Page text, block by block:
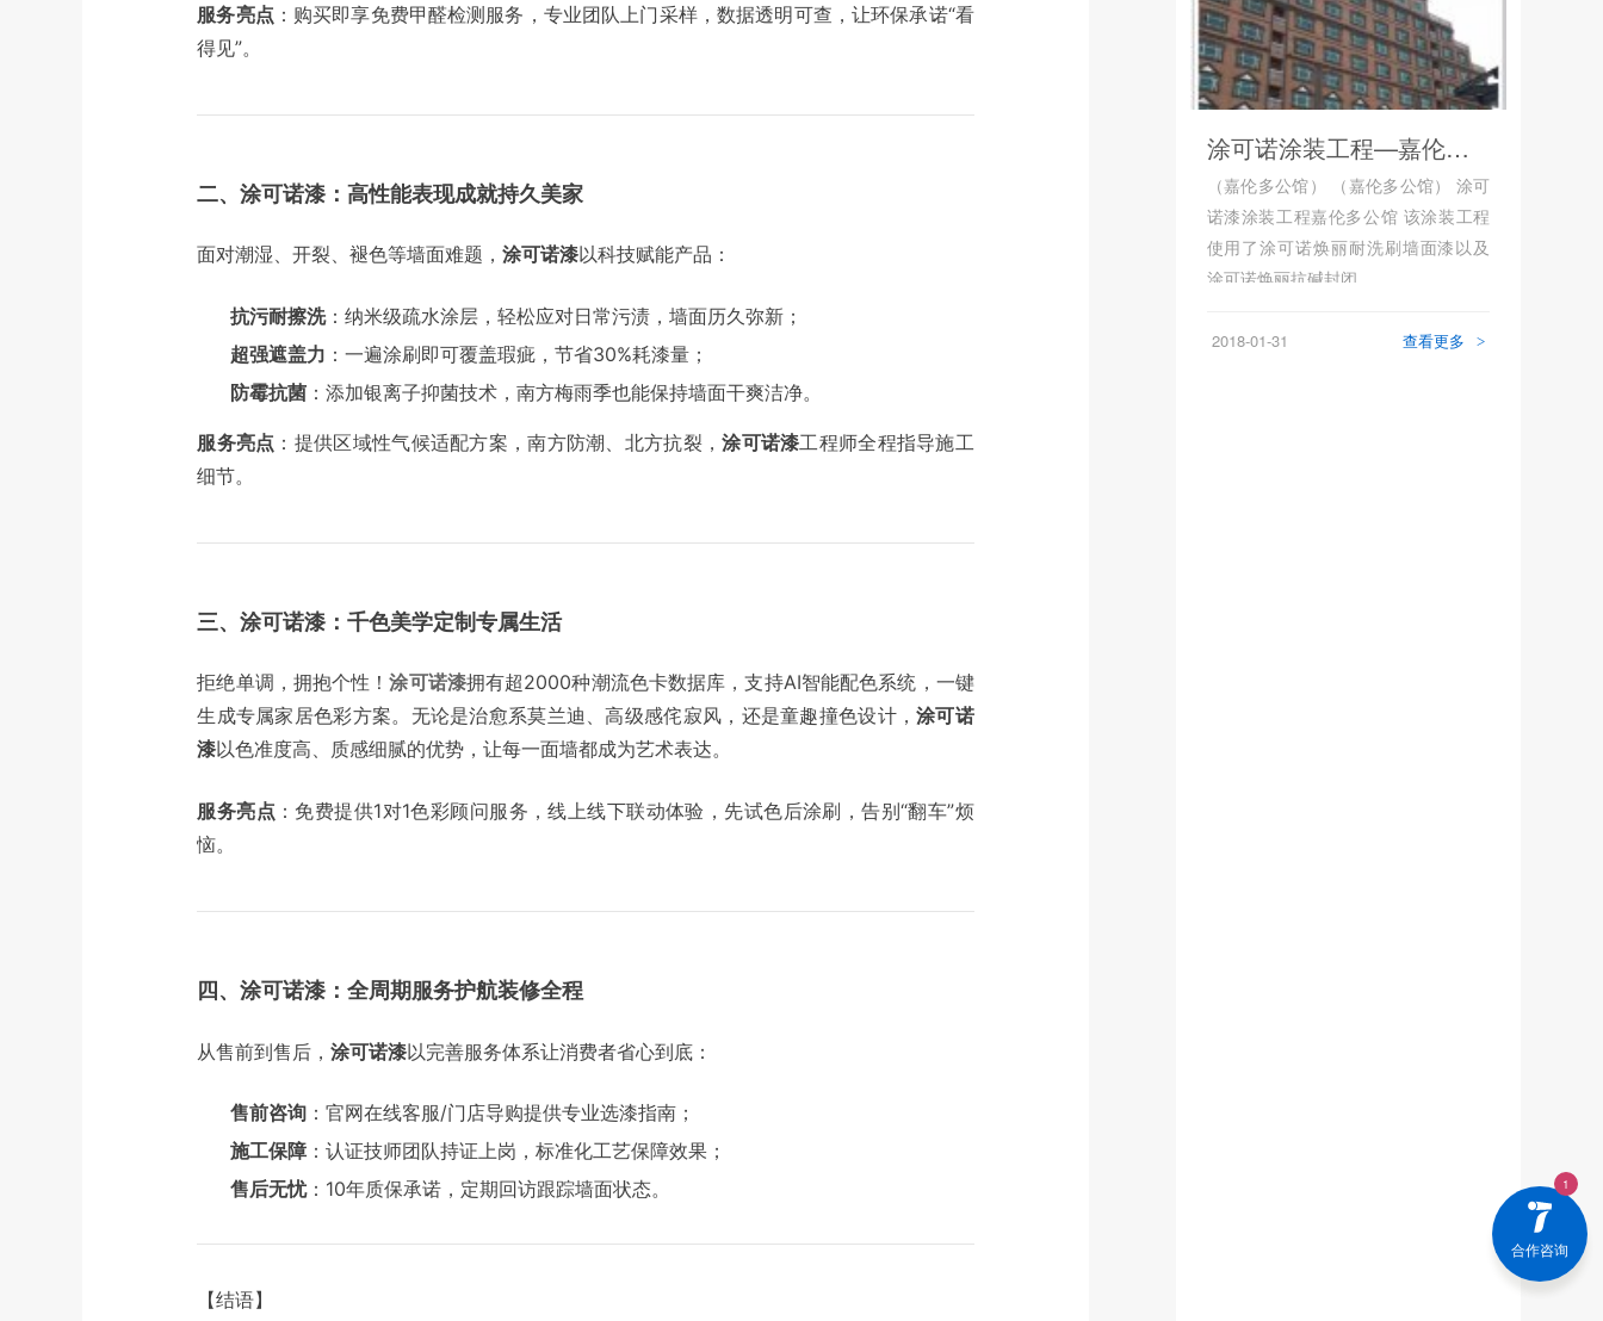
服务亮点 ：购买即享免费甲醛检测服务，专业团队上门采样，数据透明可查，让环保承诺“看
得见”。
二、涂可诺漆：高性能表现成就持久美家
面对潮湿、开裂、褪色等墙面难题，涂可诺漆以科技赋能产品：
抗污耐擦洗：纳米级疏水涂层，轻松应对日常污渍，墙面历久弥新；
超强遮盖力 ：一遍涂刷即可覆盖瑕疵，节省30%耗漆量；
防霉抗菌：添加银离子抑菌技术，南方梅雨季也能保持墙面干爽洁净。
服务亮点 ：提供区域性气候适配方案，南方防潮、北方抗裂，涂可诺漆工程师全程指导施工
细节。
三、涂可诺漆：千色美学定制专属生活
拒绝单调，拥抱个性！涂可诺漆拥有超2000种潮流色卡数据库，支持AI智能配色系统，一键
生成专属家居色彩方案。无论是治愈系莫兰迪、高级感侘寂风，还是童趣撞色设计，涂可诺
漆以色准度高、质感细腻的优势，让每一面墙都成为艺术表达。
服务亮点 ：免费提供1对1色彩顾问服务，线上线下联动体验，先试色后涂刷，告别“翻车”烦
恼。
四、涂可诺漆：全周期服务护航装修全程
从售前到售后，涂可诺漆以完善服务体系让消费者省心到底：
售前咨询：官网在线客服/门店导购提供专业选漆指南；
施工保障：认证技师团队持证上岗，标准化工艺保障效果；
售后无忧：10年质保承诺，定期回访跟踪墙面状态。
【结语】
涂可诺涂装工程—嘉伦多公馆
（嘉伦多公馆） （嘉伦多公馆） 涂可
诺漆涂装工程嘉伦多公馆 该涂装工程
使用了涂可诺焕丽耐洗刷墙面漆以及
涂可诺焕丽抗碱封闭...
2018-01-31 查看更多 >
合作咨询